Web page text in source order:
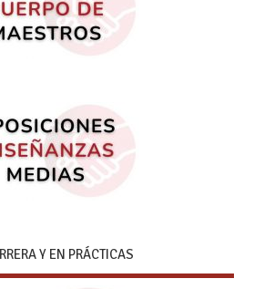
Y EN PRÁCTICAS